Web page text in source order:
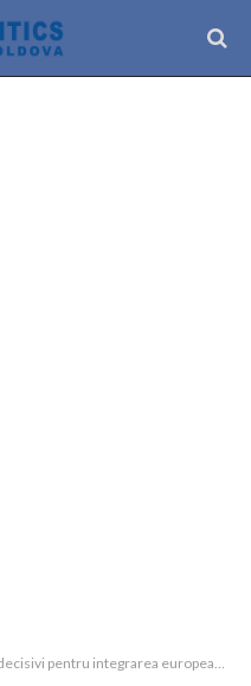
integrarea europeană a Moldovei”